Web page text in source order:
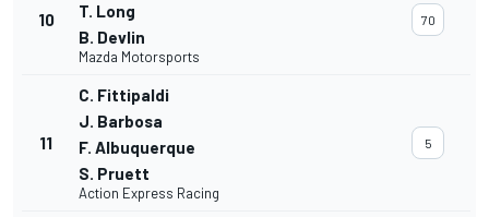
10
T. Long
B. Devlin
Mazda Motorsports
70
11
C. Fittipaldi
J. Barbosa
F. Albuquerque
S. Pruett
Action Express Racing
5